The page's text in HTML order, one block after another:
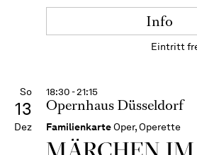
Info
Eintritt
So
13
Dez
18:30 - 21:15
Opernhaus Düsseldorf
FamilienkarteOper, Operette